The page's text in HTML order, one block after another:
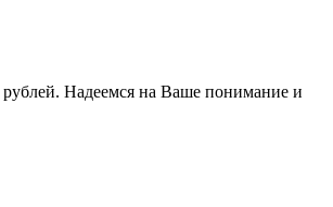
Надеемся на Ваше понимание и